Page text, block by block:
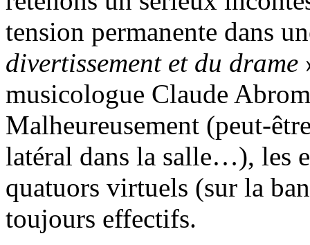
tension permanente dans
divertissement et du drame
musicologue Claude
Malheureusement (peut-
latéral dans la salle…), les
quatuors virtuels (sur la
toujours effectifs.